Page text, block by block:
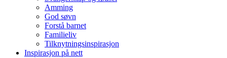
Amming
God søvn
Forstå barnet
Familieliv
Tilknytningsinspirasjon
Inspirasjon på nett